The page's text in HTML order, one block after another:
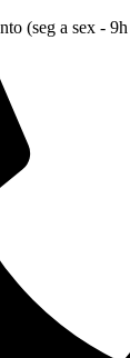
(seg a sex -